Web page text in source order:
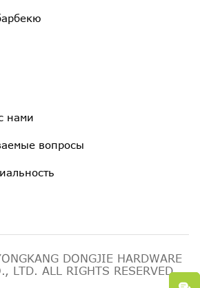
нами
вопросы
DONGJIE HARDWARE
LTD. ALL RIGHTS RESERVED.